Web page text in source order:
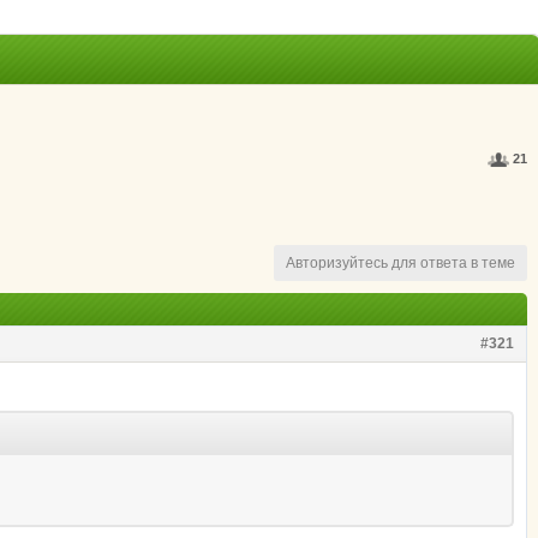
21
Авторизуйтесь для ответа в теме
#321